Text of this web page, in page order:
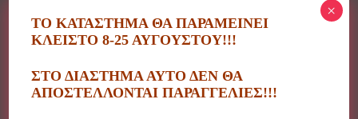
Ξύλινο διακοσμητικό καράβι πόλη
29.00€
ΤΟ ΚΑΤΑΣΤΗΜΑ ΘΑ ΠΑΡΑΜΕΙΝΕΙ
ΚΛΕΙΣΤΟ 8-25 ΑΥΓΟΥΣΤΟΥ!!!
ΣΤΟ ΔΙΑΣΤΗΜΑ ΑΥΤΟ ΔΕΝ ΘΑ
ΑΠΟΣΤΕΛΛΟΝΤΑΙ ΠΑΡΑΓΓΕΛΙΕΣ!!!
×